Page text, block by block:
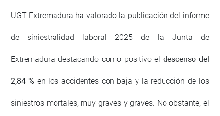
UGT Extremadura ha valorado la publicación del informe
de siniestralidad laboral 2025 de la Junta de
Extremadura destacando como positivo el descenso del
2,84 % en los accidentes con baja y la reducción de los
siniestros mortales, muy graves y graves. No obstante, el